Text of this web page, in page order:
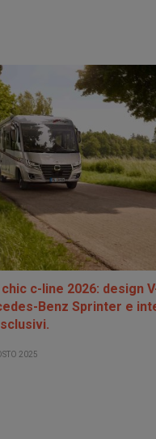
c-line 2026: design
Benz Sprinter e
2025